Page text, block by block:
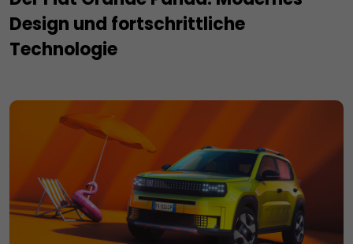
Design und fortschrittliche
Technologie